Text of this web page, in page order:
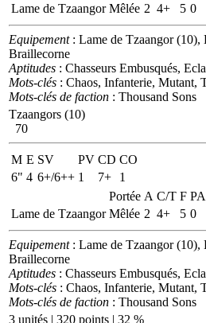
Lame de Tzaangor Mêlée 2 4+ 5 0
Equipement: Lame de Tzaangor (10),
Braillecorne
Aptitudes : Chasseurs Embusqués,
Mots-clés : Chaos, Infanterie, Mutant,
Mots-clés de faction : Thousand Sons
Tzaangors (10)
70
M E SV PV CD CO
6" 4 6+/6++ 1 7+
1
Portée A C/T F PA
Lame de Tzaangor Mêlée 2 4+ 5 0
Equipement: Lame de Tzaangor (10),
Braillecorne
Aptitudes : Chasseurs Embusqués,
Mots-clés : Chaos, Infanterie, Mutant,
Mots-clés de faction : Thousand Sons
3 unités | 320 points | 32 %